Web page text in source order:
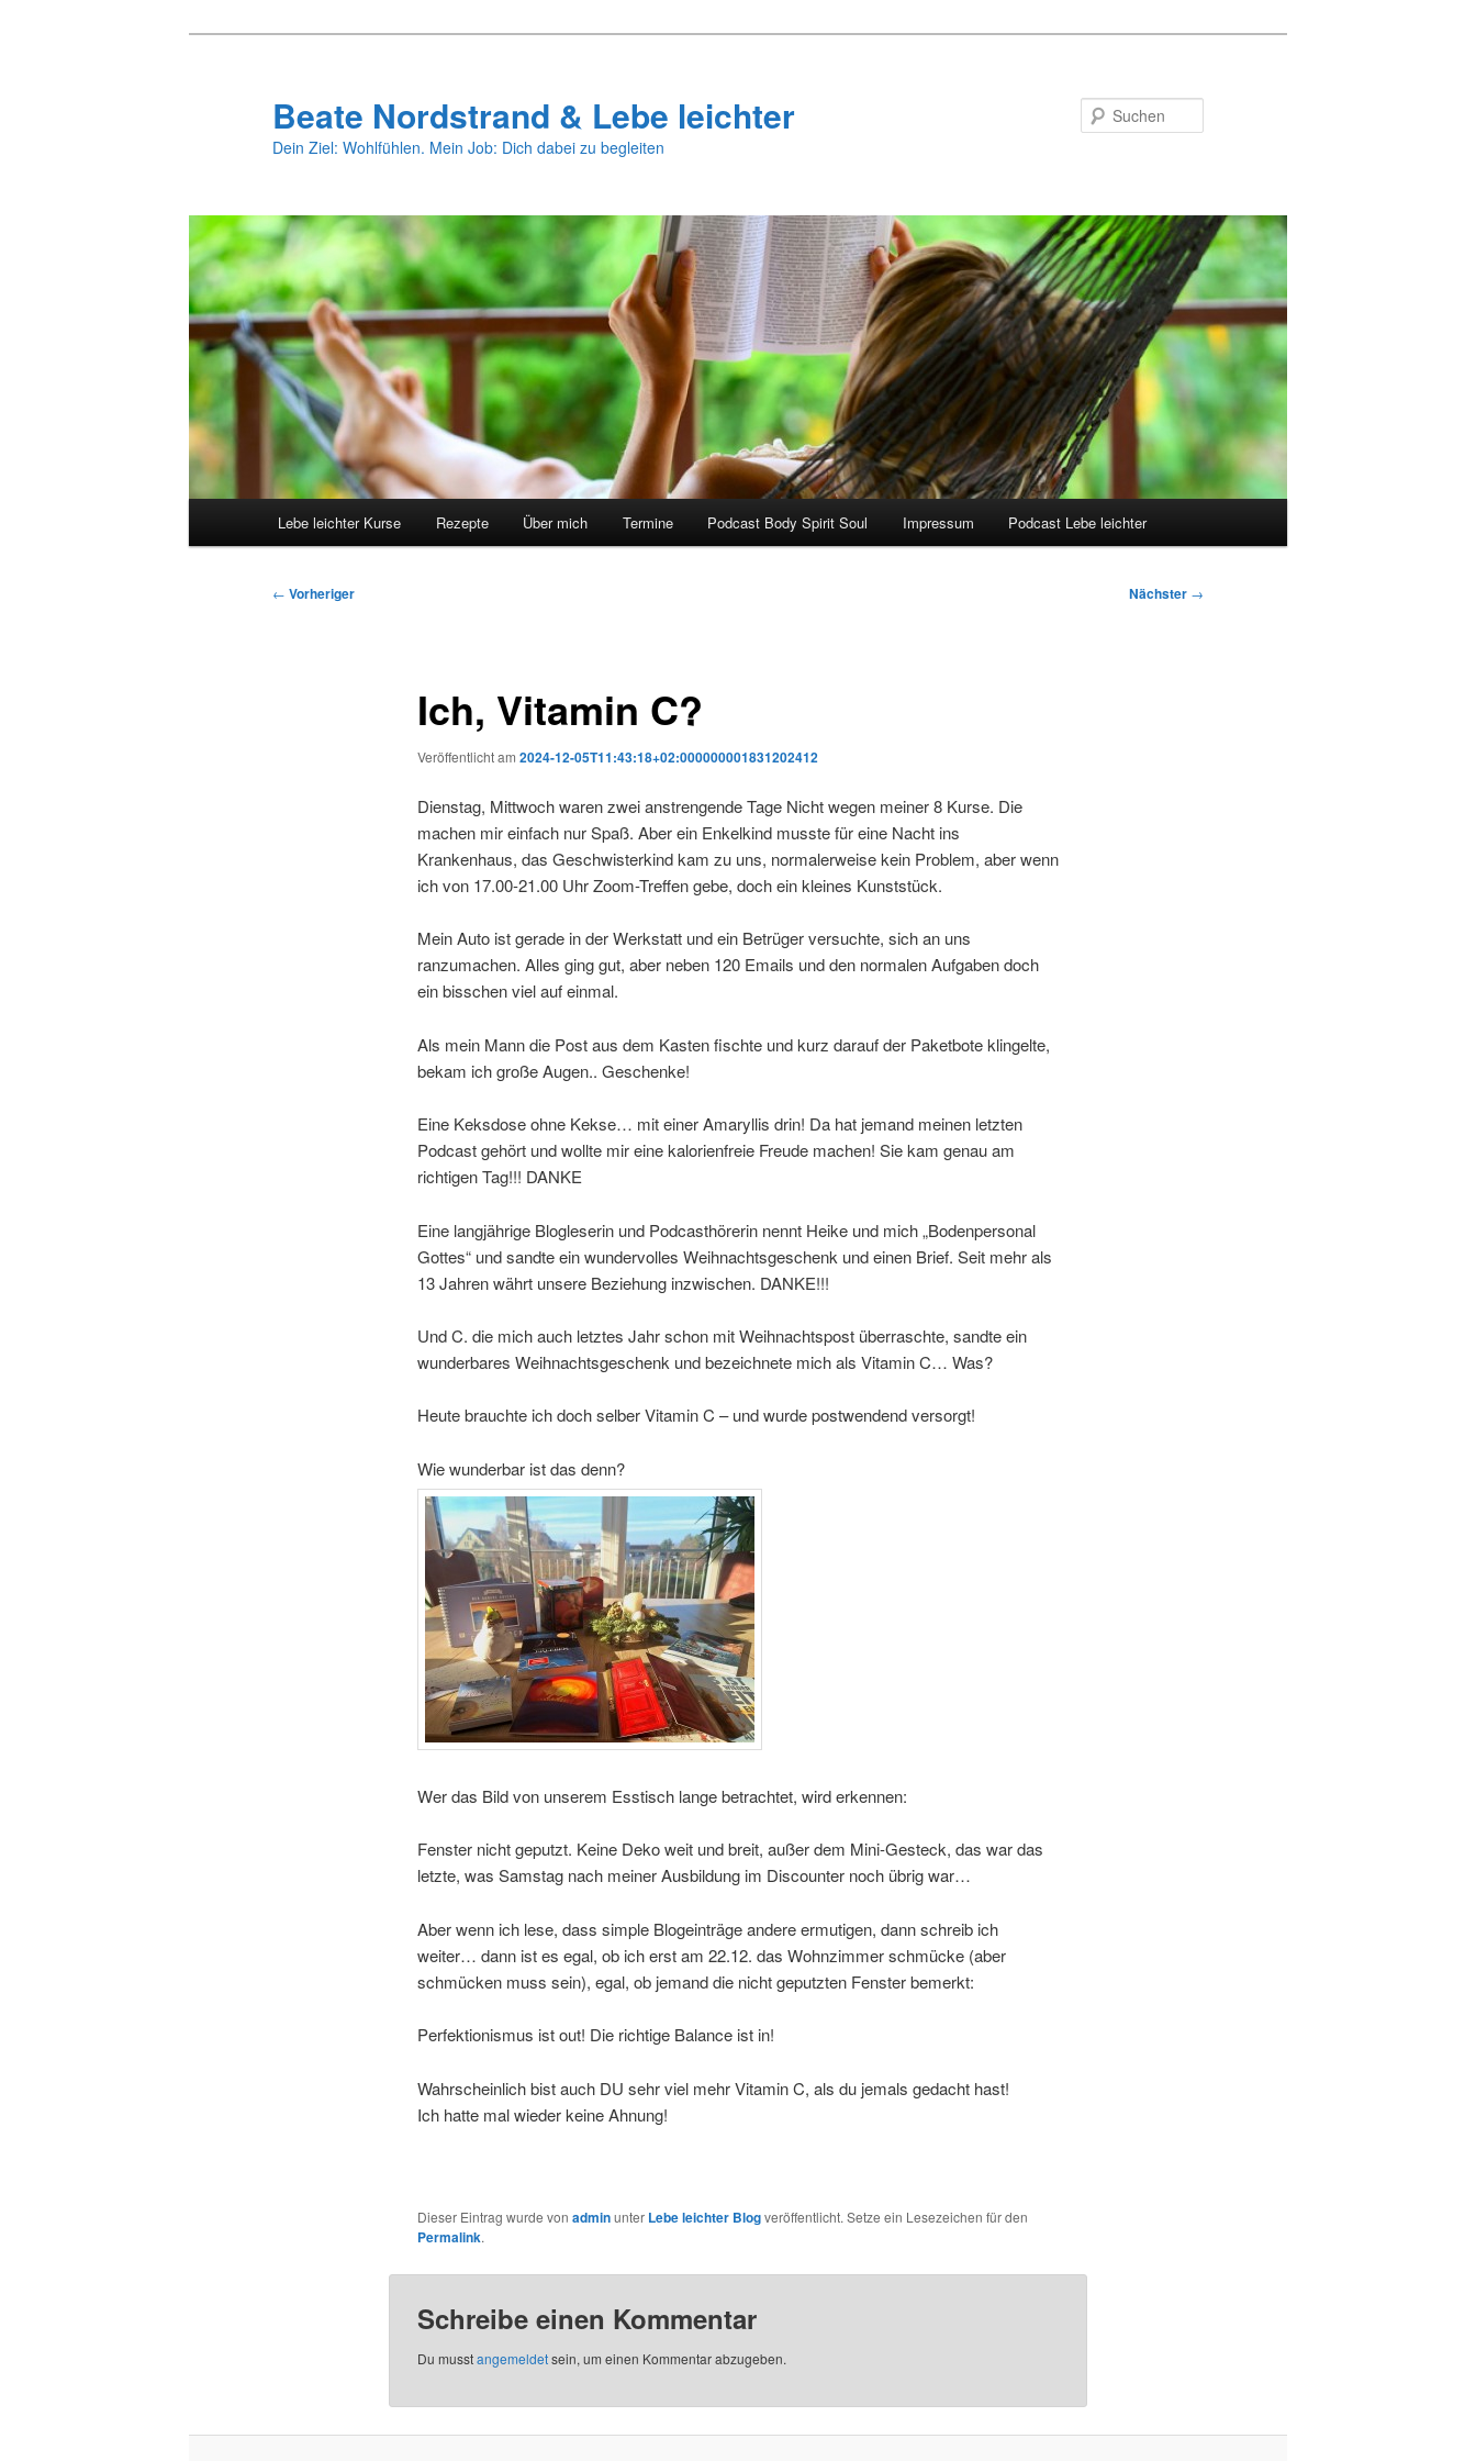
Beate Nordstrand & Lebe leichter
Dein Ziel: Wohlfühlen. Mein Job: Dich dabei zu begleiten
Lebe leichter Kurse Rezepte Über mich Termine Podcast Body Spirit Soul Impressum Podcast Lebe leichter
Beitragsnavigation
← Vorheriger Nächster →
Ich, Vitamin C?
Veröffentlicht am 2024-12-05T11:43:18+02:000000001831202412
Dienstag, Mittwoch waren zwei anstrengende Tage Nicht wegen meiner 8 Kurse. Die
machen mir einfach nur Spaß. Aber ein Enkelkind musste für eine Nacht ins
Krankenhaus, das Geschwisterkind kam zu uns, normalerweise kein Problem, aber wenn
ich von 17.00-21.00 Uhr Zoom-Treffen gebe, doch ein kleines Kunststück.
Mein Auto ist gerade in der Werkstatt und ein Betrüger versuchte, sich an uns
ranzumachen. Alles ging gut, aber neben 120 Emails und den normalen Aufgaben doch
ein bisschen viel auf einmal.
Als mein Mann die Post aus dem Kasten fischte und kurz darauf der Paketbote klingelte,
bekam ich große Augen.. Geschenke!
Eine Keksdose ohne Kekse… mit einer Amaryllis drin! Da hat jemand meinen letzten
Podcast gehört und wollte mir eine kalorienfreie Freude machen! Sie kam genau am
richtigen Tag!!! DANKE
Eine langjährige Blogleserin und Podcasthörerin nennt Heike und mich „Bodenpersonal
Gottes“ und sandte ein wundervolles Weihnachtsgeschenk und einen Brief. Seit mehr als
13 Jahren währt unsere Beziehung inzwischen. DANKE!!!
Und C. die mich auch letztes Jahr schon mit Weihnachtspost überraschte, sandte ein
wunderbares Weihnachtsgeschenk und bezeichnete mich als Vitamin C… Was?
Heute brauchte ich doch selber Vitamin C – und wurde postwendend versorgt!
Wie wunderbar ist das denn?
Wer das Bild von unserem Esstisch lange betrachtet, wird erkennen:
Fenster nicht geputzt. Keine Deko weit und breit, außer dem Mini-Gesteck, das war das
letzte, was Samstag nach meiner Ausbildung im Discounter noch übrig war…
Aber wenn ich lese, dass simple Blogeinträge andere ermutigen, dann schreib ich
weiter… dann ist es egal, ob ich erst am 22.12. das Wohnzimmer schmücke (aber
schmücken muss sein), egal, ob jemand die nicht geputzten Fenster bemerkt:
Perfektionismus ist out! Die richtige Balance ist in!
Wahrscheinlich bist auch DU sehr viel mehr Vitamin C, als du jemals gedacht hast!
Ich hatte mal wieder keine Ahnung!
Dieser Eintrag wurde von adminunter Lebe leichter Blogveröffentlicht. Setze ein Lesezeichen für den
Permalink.
Schreibe einen Kommentar
Du musstangemeldetsein, um einen Kommentar abzugeben.